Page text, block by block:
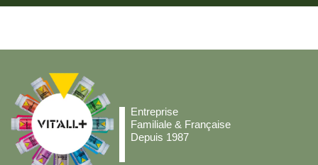
Entreprise
Familiale & Française
Depuis 1987